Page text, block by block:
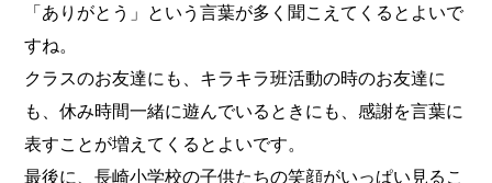
「ありがとう」という言葉が多く聞こえてくるとよいで
すね。
クラスのお友達にも、キラキラ班活動の時のお友達に
も、休み時間一緒に遊んでいるときにも、感謝を言葉に
表すことが増えてくるとよいです。
最後に、長崎小学校の子供たちの笑顔がいっぱい見るこ